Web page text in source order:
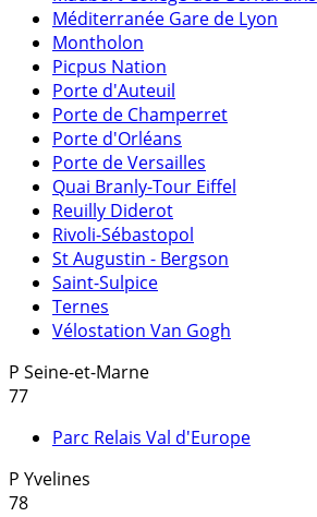
Méditerranée Gare de Lyon
Montholon
Picpus Nation
Porte d'Auteuil
Porte de Champerret
Porte d'Orléans
Porte de Versailles
Quai Branly-Tour Eiffel
Reuilly Diderot
Rivoli-Sébastopol
St Augustin - Bergson
Saint-Sulpice
Ternes
Vélostation Van Gogh
P Seine-et-Marne
77
Parc Relais Val d'Europe
P Yvelines
78